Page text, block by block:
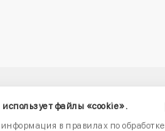
использует файлы «cookie».
в правилах по обработке